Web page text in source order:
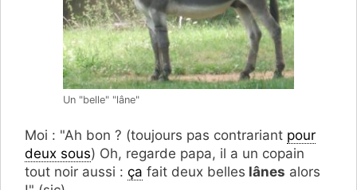
Un "belle" "lâne"
Moi : "Ah bon ? (toujours pas contrariant pour
deux sous) Oh, regarde papa, il a un copain
tout noir aussi : ça fait deux belles lânes alors